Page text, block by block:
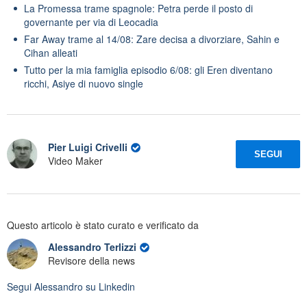
La Promessa trame spagnole: Petra perde il posto di
governante per via di Leocadia
Far Away trame al 14/08: Zare decisa a divorziare, Sahin e
Cihan alleati
Tutto per la mia famiglia episodio 6/08: gli Eren diventano
ricchi, Asiye di nuovo single
Pier Luigi Crivelli
Video Maker
SEGUI
Questo articolo è stato curato e verificato da
Alessandro Terlizzi
Revisore della news
Segui Alessandro su Linkedin